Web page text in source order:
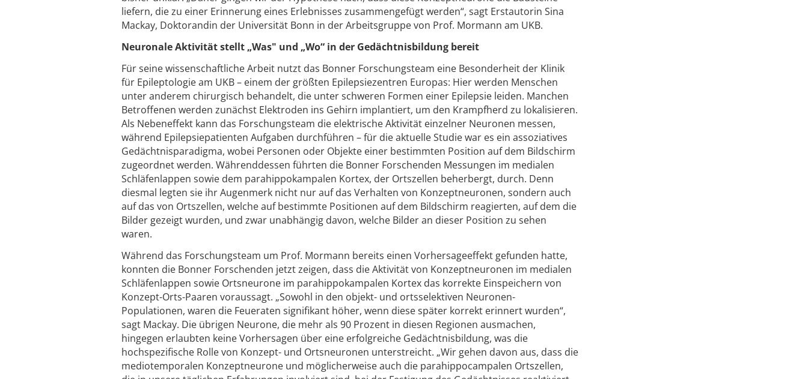
liefern, die zu einer Erinnerung eines Erlebnisses zusammengefügt werden“, sagt Erstautorin Sina
Mackay, Doktorandin der Universität Bonn in der Arbeitsgruppe von Prof. Mormann am UKB.
Neuronale Aktivität stellt „Was" und „Wo“ in der Gedächtnisbildung bereit
Für seine wissenschaftliche Arbeit nutzt das Bonner Forschungsteam eine Besonderheit der Klinik
für Epileptologie am UKB – einem der größten Epilepsiezentren Europas: Hier werden Menschen
unter anderem chirurgisch behandelt, die unter schweren Formen einer Epilepsie leiden. Manchen
Betroffenen werden zunächst Elektroden ins Gehirn implantiert, um den Krampfherd zu lokalisieren.
Als Nebeneffekt kann das Forschungsteam die elektrische Aktivität einzelner Neuronen messen,
während Epilepsiepatienten Aufgaben durchführen – für die aktuelle Studie war es ein assoziatives
Gedächtnisparadigma, wobei Personen oder Objekte einer bestimmten Position auf dem Bildschirm
zugeordnet werden. Währenddessen führten die Bonner Forschenden Messungen im medialen
Schläfenlappen sowie dem parahippokampalen Kortex, der Ortszellen beherbergt, durch. Denn
diesmal legten sie ihr Augenmerk nicht nur auf das Verhalten von Konzeptneuronen, sondern auch
auf das von Ortszellen, welche auf bestimmte Positionen auf dem Bildschirm reagierten, auf dem die
Bilder gezeigt wurden, und zwar unabhängig davon, welche Bilder an dieser Position zu sehen
waren.
Während das Forschungsteam um Prof. Mormann bereits einen Vorhersageeffekt gefunden hatte,
konnten die Bonner Forschenden jetzt zeigen, dass die Aktivität von Konzeptneuronen im medialen
Schläfenlappen sowie Ortsneurone im parahippokampalen Kortex das korrekte Einspeichern von
Konzept-Orts-Paaren voraussagt. „Sowohl in den objekt- und ortsselektiven Neuronen-
Populationen, waren die Feueraten signifikant höher, wenn diese später korrekt erinnert wurden“,
sagt Mackay. Die übrigen Neurone, die mehr als 90 Prozent in diesen Regionen ausmachen,
hingegen erlaubten keine Vorhersagen über eine erfolgreiche Gedächtnisbildung, was die
hochspezifische Rolle von Konzept- und Ortsneuronen unterstreicht. „Wir gehen davon aus, dass die
mediotemporalen Konzeptneurone und möglicherweise auch die parahippocampalen Ortszellen,